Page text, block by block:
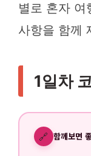
별로 혼자 여
사항을 함께
1일차
🔗 함께보면